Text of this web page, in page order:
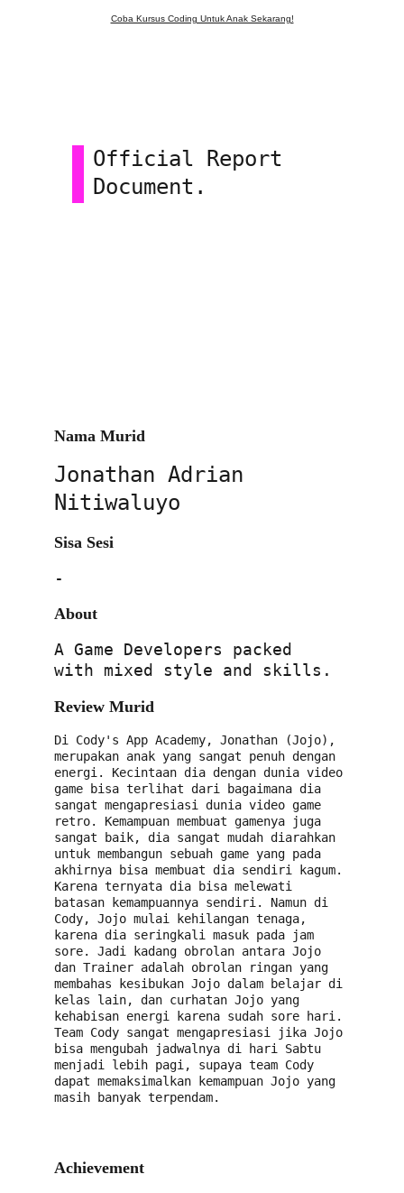
Coba Kursus Coding Untuk Anak Sekarang!
Official Report
Document.
Nama Murid
Jonathan Adrian
Nitiwaluyo
Sisa Sesi
-
About
A Game Developers packed
with mixed style and skills.
Review Murid
Di Cody's App Academy, Jonathan (Jojo),
merupakan anak yang sangat penuh dengan
energi. Kecintaan dia dengan dunia video
game bisa terlihat dari bagaimana dia
sangat mengapresiasi dunia video game
retro. Kemampuan membuat gamenya juga
sangat baik, dia sangat mudah diarahkan
untuk membangun sebuah game yang pada
akhirnya bisa membuat dia sendiri kagum.
Karena ternyata dia bisa melewati
batasan kemampuannya sendiri. Namun di
Cody, Jojo mulai kehilangan tenaga,
karena dia seringkali masuk pada jam
sore. Jadi kadang obrolan antara Jojo
dan Trainer adalah obrolan ringan yang
membahas kesibukan Jojo dalam belajar di
kelas lain, dan curhatan Jojo yang
kehabisan energi karena sudah sore hari.
Team Cody sangat mengapresiasi jika Jojo
bisa mengubah jadwalnya di hari Sabtu
menjadi lebih pagi, supaya team Cody
dapat memaksimalkan kemampuan Jojo yang
masih banyak terpendam.
Achievement